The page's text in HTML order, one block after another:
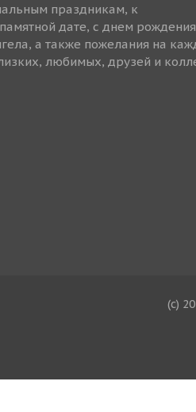
праздникам, к
дате, с днем
а также пожелания на
любимых, друзей и
(c)